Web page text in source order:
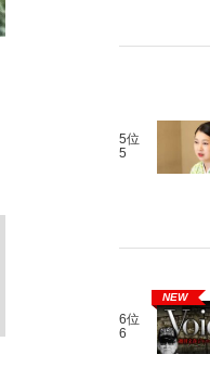
5位
5
6位
6
NEW